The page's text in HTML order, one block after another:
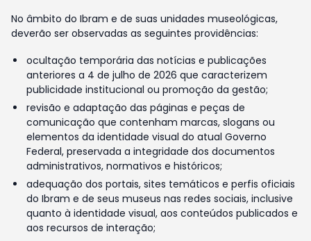
No âmbito do Ibram e de suas unidades museológicas,
deverão ser observadas as seguintes providências:
ocultação temporária das notícias e publicações
anteriores a 4 de julho de 2026 que caracterizem
publicidade institucional ou promoção da gestão;
revisão e adaptação das páginas e peças de
comunicação que contenham marcas, slogans ou
elementos da identidade visual do atual Governo
Federal, preservada a integridade dos documentos
administrativos, normativos e históricos;
adequação dos portais, sites temáticos e perfis oficiais
do Ibram e de seus museus nas redes sociais, inclusive
quanto à identidade visual, aos conteúdos publicados e
aos recursos de interação;